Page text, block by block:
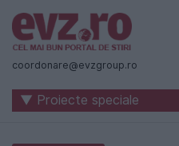
Știri
naționale
internaționale
coordonare@evzgroup.ro
▼ Proiecte speciale